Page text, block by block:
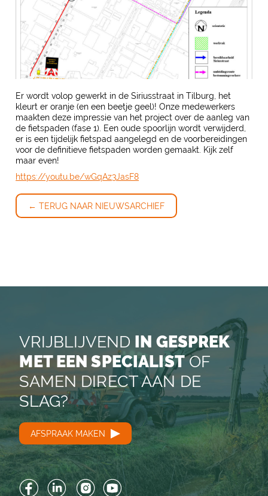
Er wordt volop gewerkt in de Siriusstraat in Tilburg, het
kleurt er oranje (en een beetje geel)! Onze medewerkers
maakten deze impressie van het project over de aanleg van
de fietspaden (fase 1). Een oude spoorlijn wordt verwijderd,
er is een tijdelijk fietspad aangelegd en de voorbereidingen
voor de definitieve fietspaden worden gemaakt. Kijk zelf
maar even!
https://youtu.be/wGqAz3JasF8
← TERUG NAAR NIEUWSARCHIEF
VRIJBLIJVEND IN GESPREK
MET EEN SPECIALISTOF
SAMEN DIRECT AAN DE
SLAG?
AFSPRAAK MAKEN